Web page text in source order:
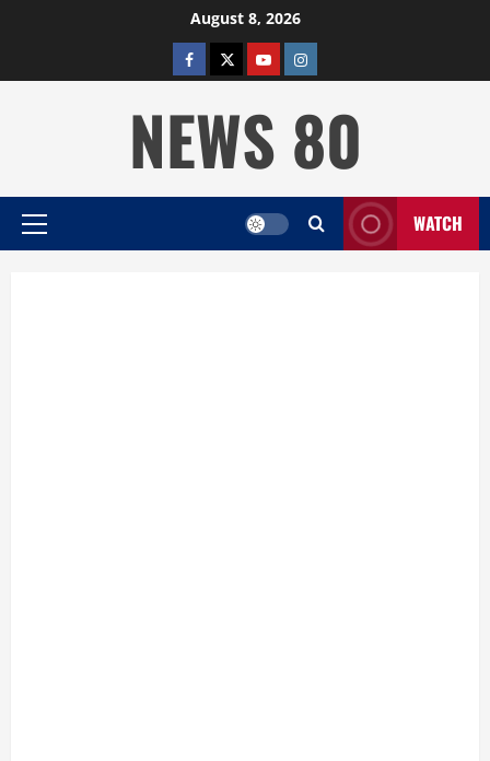
August 8, 2026
facebooktwitterYOUTUBE
instagram
NEWS 80
Primary
WATCH